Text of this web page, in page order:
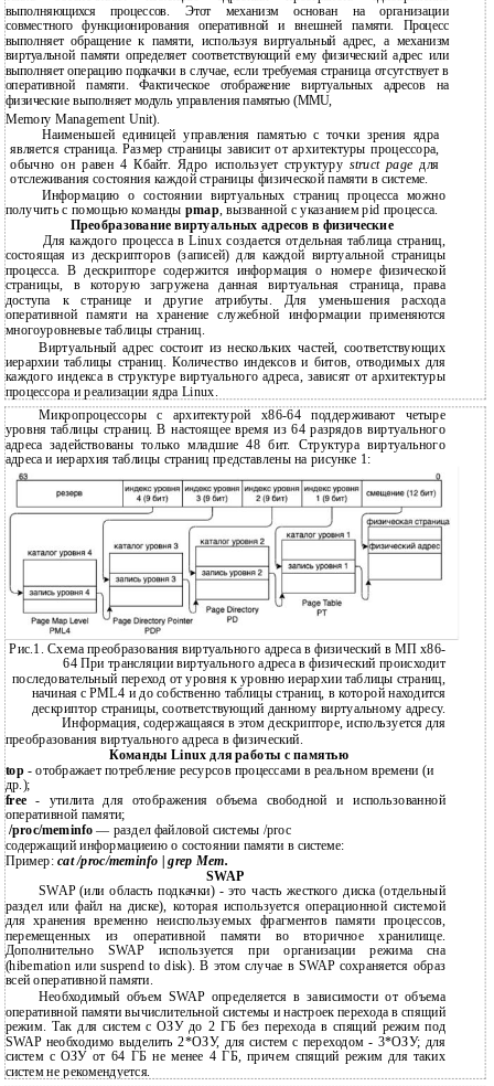
выполняющихся процессов. Этот механизм основан на организации
совместного функционирования оперативной и внешней памяти. Процесс
выполняет обращение к памяти, используя виртуальный адрес, а механизм
виртуальной памяти определяет соответствующий ему физический адрес или
выполняет операцию подкачки в случае, если требуемая страница отсутствует в
оперативной памяти. Фактическое отображение виртуальных адресов на
физические выполняет модуль управления памятью (MMU,
Memory Management Unit).
Наименьшей единицей управления памятью с точки зрения ядра
является страница. Размер страницы зависит от архитектуры процессора,
обычно он равен 4 Кбайт. Ядро использует структуруstruct pageдля
отслеживания состояния каждой страницы физической памяти в системе.
Информацию о состоянии виртуальных страниц процесса можно
получить с помощью команды pmap, вызванной с указанием pid процесса.
Преобразование виртуальных адресов в физические
Для каждого процесса в Linux создается отдельная таблица страниц,
состоящая из дескрипторов (записей) для каждой виртуальной страницы
процесса. В дескрипторе содержится информация о номере физической
страницы, в которую загружена данная виртуальная страница, права
доступа к странице и другие атрибуты. Для уменьшения расхода
оперативной памяти на хранение служебной информации применяются
многоуровневые таблицы страниц.
Виртуальный адрес состоит из нескольких частей, соответствующих
иерархии таблицы страниц. Количество индексов и битов, отводимых для
каждого индекса в структуре виртуального адреса, зависят от архитектуры
процессора и реализации ядра Linux.
Микропроцессоры с архитектурой x86-64 поддерживают четыре
уровня таблицы страниц. В настоящее время из 64 разрядов виртуального
адреса задействованы только младшие 48 бит. Структура виртуального
адреса и иерархия таблицы страниц представлены на рисунке 1:
Рис.1. Схема преобразования виртуального адреса в физический в МП х86-
64 При трансляции виртуального адреса в физический происходит
последовательный переход от уровня к уровню иерархии таблицы страниц,
начиная с PML4 и до собственно таблицы страниц, в которой находится
дескриптор страницы, соответствующий данному виртуальному адресу.
Информация, содержащаяся в этом дескрипторе, используется для
преобразования виртуального адреса в физический.
Команды Linux для работы с памятью
top- отображает потребление ресурсов процессами в реальном времени (и
др.);
free- утилита для отображения объема свободной и использованной
оперативной памяти;
/proc/meminfo— раздел файловой системы /proc
содержащий информациеию о состоянии памяти в системе:
Пример:cat /proc/meminfo | grep Mem.
SWAP
SWAP (или область подкачки) - это часть жесткого диска (отдельный
раздел или файл на диске), которая используется операционной системой
для хранения временно неиспользуемых фрагментов памяти процессов,
перемещенных из оперативной памяти во вторичное хранилище.
Дополнительно SWAP используется при организации режима сна
(hibernation или suspend to disk). В этом случае в SWAP сохраняется образ
всей оперативной памяти.
Необходимый объем SWAP определяется в зависимости от объема
оперативной памяти вычислительной системы и настроек перехода в спящий
режим. Так для систем с ОЗУ до 2 ГБ без перехода в спящий режим под
SWAP необходимо выделить 2*ОЗУ, для систем с переходом - 3*ОЗУ; для
систем с ОЗУ от 64 ГБ не менее 4 ГБ, причем спящий режим для таких
систем не рекомендуется.